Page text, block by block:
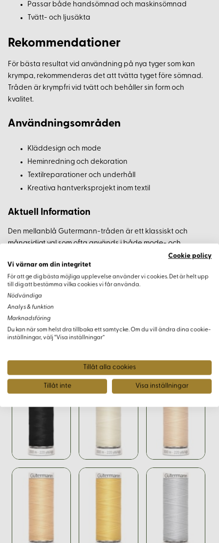
Passar både handsömnad och maskinsömnad
Tvätt- och ljusäkta
Rekommendationer
För bästa resultat vid användning på nya tyger som kan
krympa, rekommenderas det att tvätta tyget före sömnad.
Tråden är krympfri vid tvätt och behåller sin form och
kvalitet.
Användningsområden
Kläddesign och mode
Heminredning och dekoration
Textilreparationer och underhåll
Kreativa hantverksprojekt inom textil
Aktuell Information
Den mellanblå Gutermann-tråden är ett klassiskt och
mångsidigt val som ofta används i både mode- och
inredningsprojekt. Mellanblå är en färg som symboliserar
lugn och tillförlitlighet och fungerar bra i alla
säsongsbetonade kollektioner. Med sin tidlösa och eleganta
Cookie policy
Vi värnar om din integritet
För att ge dig bästa möjliga upplevelse använder vi cookies. Det är helt upp
till dig att bestämma vilka cookies vi får använda.
Nödvändiga
Analys & funktion
Marknadsföring
Du kan när som helst dra tillbaka ett samtycke. Om du vill ändra dina cookie-
inställningar, välj “Visa inställningar”
Tillåt alla cookies
Tillåt inte Visa inställningar